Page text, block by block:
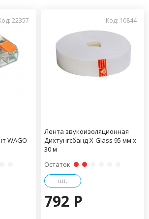
22357
WAGO
Код: 10844
Лента звукоизоляционная
Дихтунгсбанд X-Glass 95 мм х
30 м
Остаток
шт.
792 P